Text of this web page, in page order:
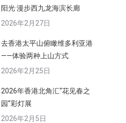
阳光·漫步西九龙海滨长廊
2026年2月27日
去香港太平山俯瞰维多利亚港
——体验两种上山方式
2026年2月25日
2026年香港北角汇“花见春之
园”彩灯展
2026年2月5日